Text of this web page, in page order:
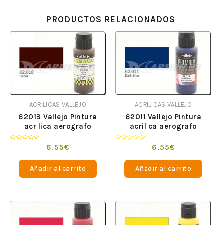
PRODUCTOS RELACIONADOS
ACRILICAS VALLEJO
62018 Vallejo Pintura
acrilica aerografo
Premium opaco Sepia 60
ml
6.55€
Añadir al carrito
ACRILICAS VALLEJO
62011 Vallejo Pintura
acrilica aerografo
Premium opaco Azul
Oscuro 60 ml
6.55€
Añadir al carrito